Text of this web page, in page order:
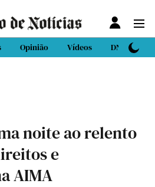
Opinião Vídeos DN Sport
noite ao relento
e
AIMA